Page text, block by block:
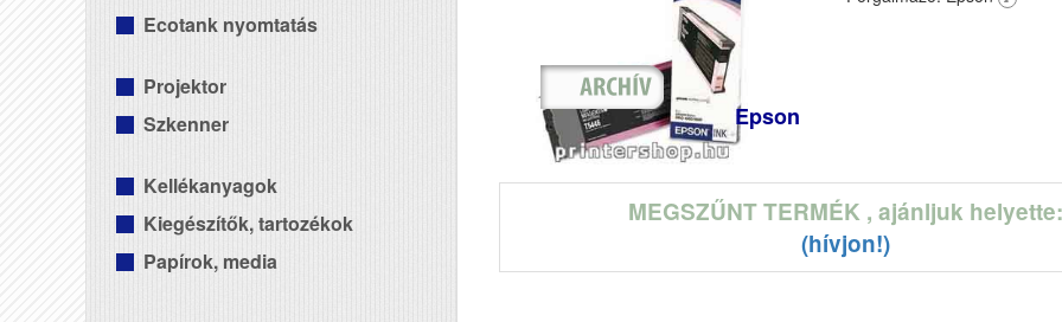
Ecotank nyomtatás
Projektor
Szkenner
Kellékanyagok
Kiegészítők, tartozékok
Papírok, media
Epson
MEGSZŰNT TERMÉK , ajánljuk helyette:
(hívjon!)